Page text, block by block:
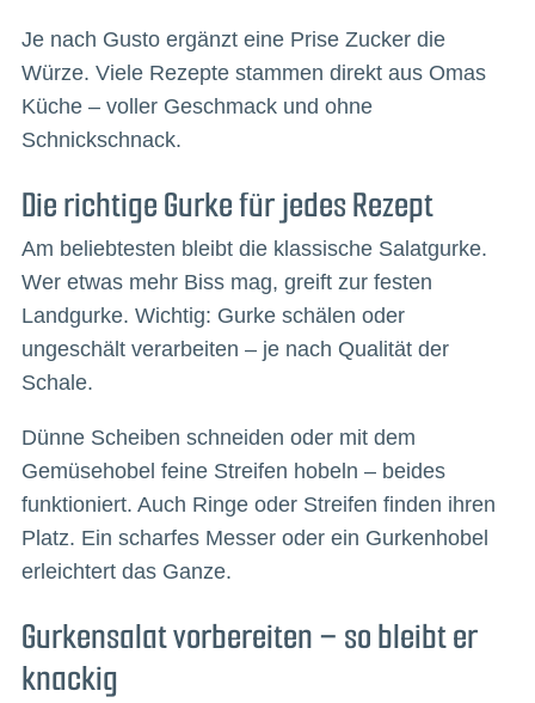
Je nach Gusto ergänzt eine Prise Zucker die
Würze. Viele Rezepte stammen direkt aus Omas
Küche – voller Geschmack und ohne
Schnickschnack.
Die richtige Gurke für jedes Rezept
Am beliebtesten bleibt die klassische Salatgurke.
Wer etwas mehr Biss mag, greift zur festen
Landgurke. Wichtig: Gurke schälen oder
ungeschält verarbeiten – je nach Qualität der
Schale.
Dünne Scheiben schneiden oder mit dem
Gemüsehobel feine Streifen hobeln – beides
funktioniert. Auch Ringe oder Streifen finden ihren
Platz. Ein scharfes Messer oder ein Gurkenhobel
erleichtert das Ganze.
Gurkensalat vorbereiten – so bleibt er
knackig